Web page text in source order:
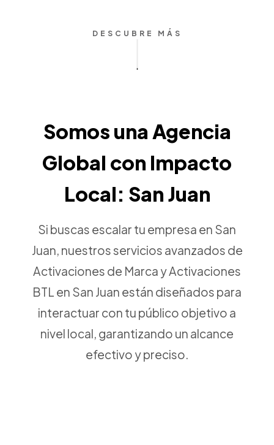
DESCUBRE MÁS
Somos una Agencia
Global con Impacto
Local: San Juan
Si buscas escalar tu empresa en San
Juan, nuestros servicios avanzados de
Activaciones de Marca y Activaciones
BTL en San Juan están diseñados para
interactuar con tu público objetivo a
nivel local, garantizando un alcance
efectivo y preciso.